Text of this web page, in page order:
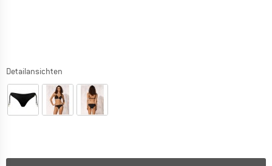
Detailansichten